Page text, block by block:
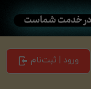
ورود | ثبت‌نام